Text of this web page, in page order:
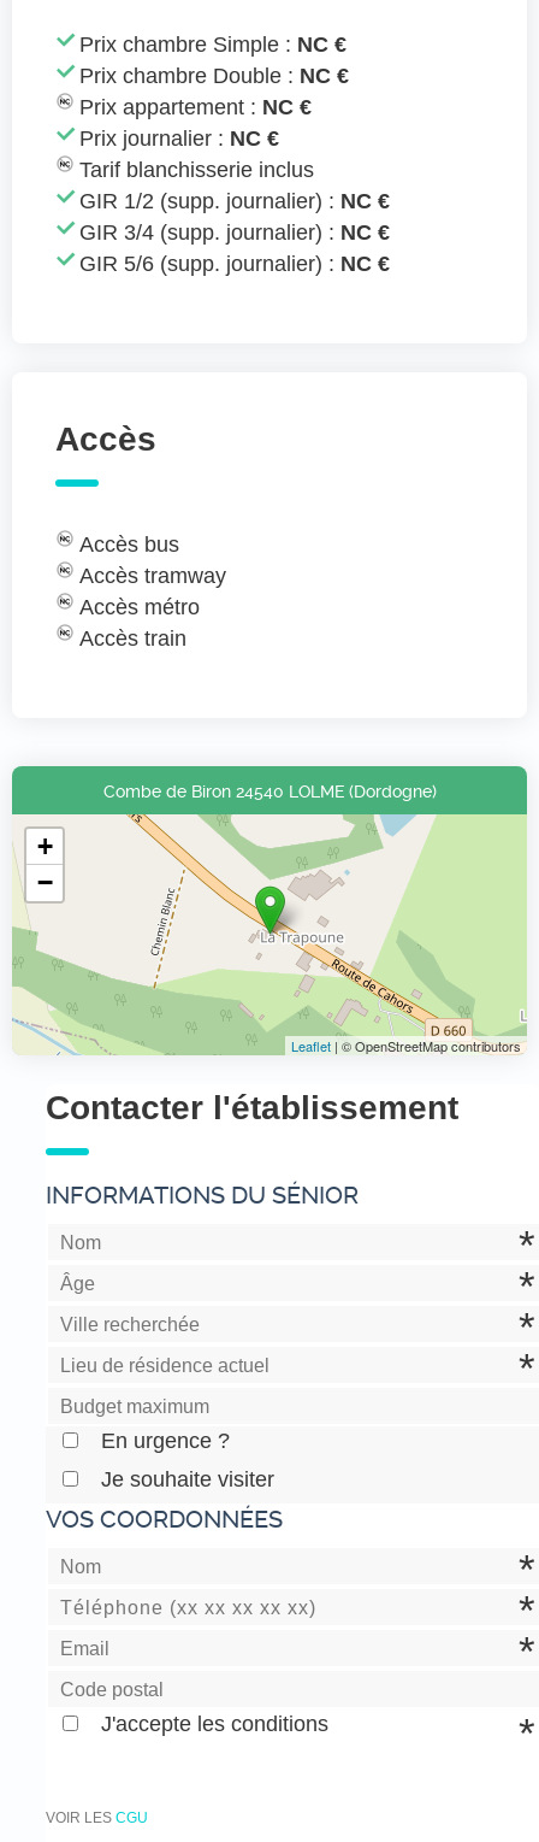
Prix chambre Simple : NC €
Prix chambre Double : NC €
Prix appartement : NC €
Prix journalier : NC €
Tarif blanchisserie inclus
GIR 1/2 (supp. journalier) : NC €
GIR 3/4 (supp. journalier) : NC €
GIR 5/6 (supp. journalier) : NC €
Accès
Accès bus
Accès tramway
Accès métro
Accès train
Combe de Biron 24540 LOLME (Dordogne)
+
−
Leaflet | © OpenStreetMap contributors
Contacter l'établissement
INFORMATIONS DU SÉNIOR
En urgence ?
Je souhaite visiter
VOS COORDONNÉES
J'accepte les conditions
VOIR LES CGU